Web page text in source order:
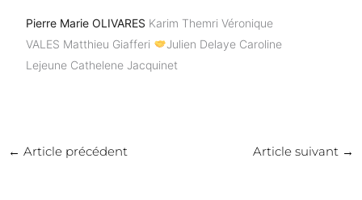
Pierre Marie OLIVARES Karim Themri Véronique
VALES Matthieu Giafferi Julien Delaye Caroline
Lejeune Cathelene Jacquinet
← Article précédent Article suivant →